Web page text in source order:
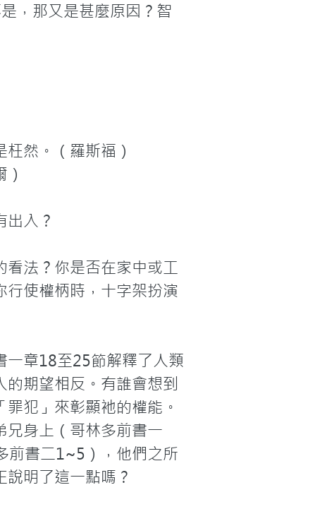
，那又是甚麼原因？智
然。（羅斯福）
入？
法？你是否在家中或工
使權柄時，十字架扮演
一章18至25節解釋了人類
期望相反。有誰會想到
犯」來彰顯衪的權能。
兄身上（哥林多前書一
前書二1~5），他們之所
明了這一點嗎？